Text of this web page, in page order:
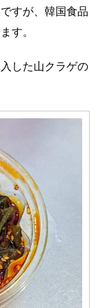
すが、韓国食品
す。
した山クラゲの